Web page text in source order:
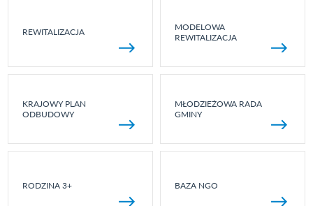
REWITALIZACJA
MODELOWA
REWITALIZACJA
KRAJOWY PLAN
ODBUDOWY
MŁODZIEŻOWA RADA
GMINY
RODZINA 3+ BAZA NGO